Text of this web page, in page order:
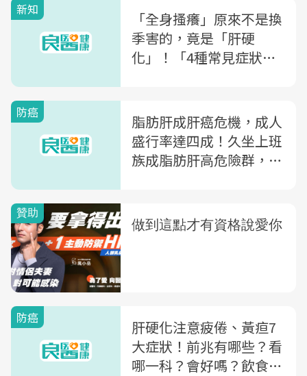
新知
「全身搔癢」原來不是換
季害的，竟是「肝硬
化」！「4種常見症狀」
防癌
脂肪肝成肝癌危機，成人
盛行率達四成！久坐上班
族成脂肪肝高危險群，每
防癌
肝硬化注意疲倦、黃疸7
大症狀！前兆有哪些？看
哪一科？會好嗎？飲食、